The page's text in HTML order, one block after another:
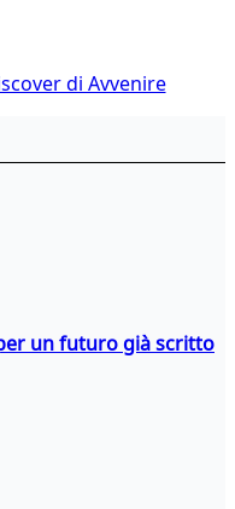
di Avvenire
un futuro già scritto